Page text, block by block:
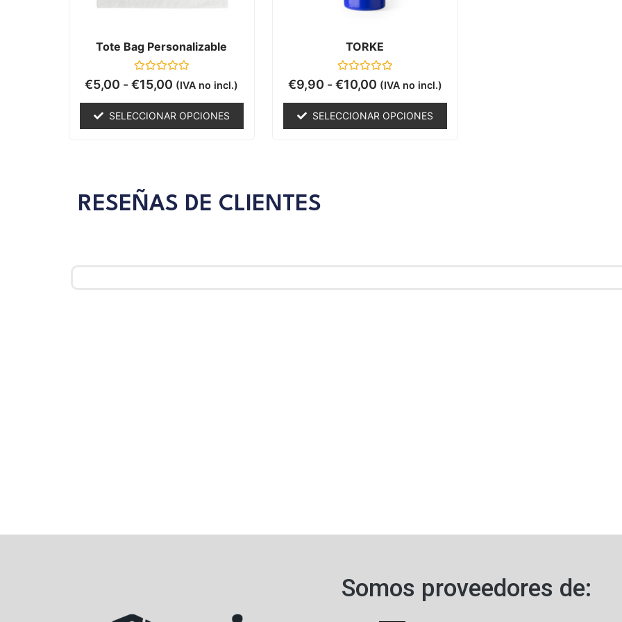
Tote Bag Personalizable
Valorado
con
5
€5,00 -€15,00 (IVA no incl.)
SELECCIONAR OPCIONES
TORKE
Valorado
con
5
€9,90 - €10,00 (IVA no incl.)
SELECCIONAR OPCIONES
RESEÑAS DE CLIENTES
Somos proveedores de:​